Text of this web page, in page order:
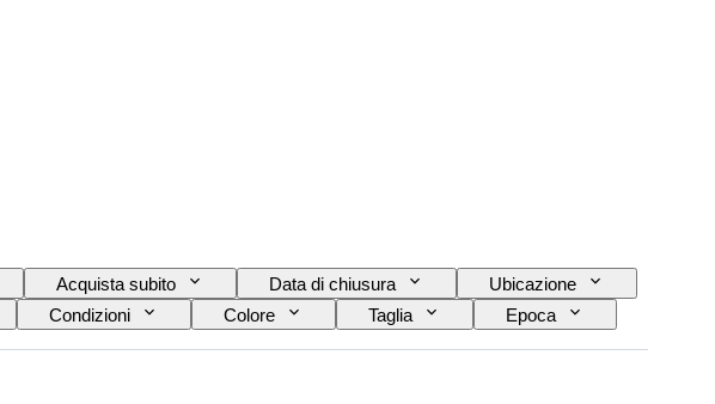
Acquista subito Data di chiusura
Ubicazione
Condizioni Colore Taglia
Epoca